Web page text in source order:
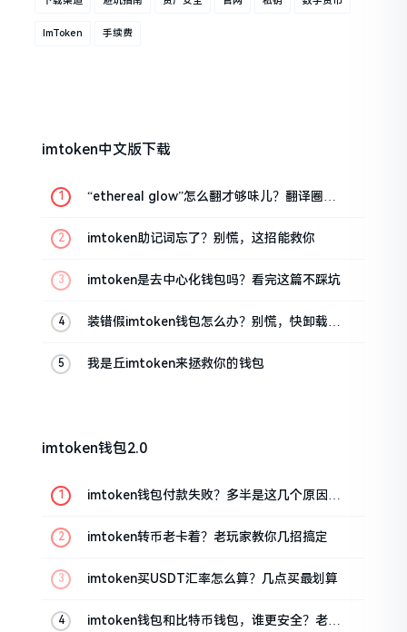
ImToken 手续费
imtoken中文版下载
“ethereal glow”怎么翻才够味儿？翻译圈老
imtoken助记词忘了？别慌，这招能救你
imtoken是去中心化钱包吗？看完这篇不踩坑
装错假imtoken钱包怎么办？别慌，快卸载，
我是丘imtoken来拯救你的钱包
imtoken钱包2.0
imtoken钱包付款失败？多半是这几个原因闹
imtoken转币老卡着？老玩家教你几招搞定
imtoken买USDT汇率怎么算？几点买最划算
imtoken钱包和比特币钱包，谁更安全？老玩